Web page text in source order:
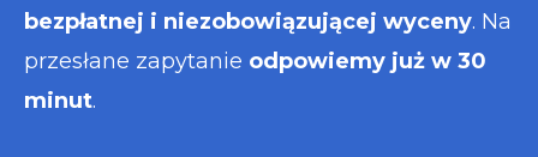
bezpłatnej i niezobowiązującej wyceny. Na
przesłane zapytanie odpowiemy już w 30
minut.